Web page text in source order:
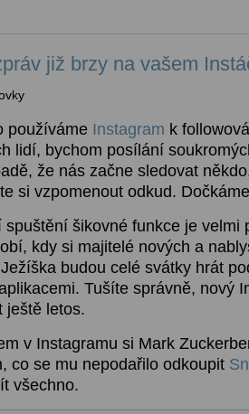
již brzy na vašem
používáme Instagram k
lidí, bychom posílání
že nás začne sledovat
si vzpomenout odkud.
spuštění šikovné funkce je velmi
kdy si majitelé nových a
budou celé svátky hrát
Tušíte správně, nový
ještě letos.
v Instagramu si Mark
co se mu nepodařilo odkoupit
všechno.